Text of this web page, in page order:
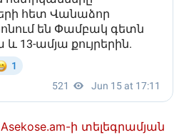
Asekose.am-ի տելեգրամյան